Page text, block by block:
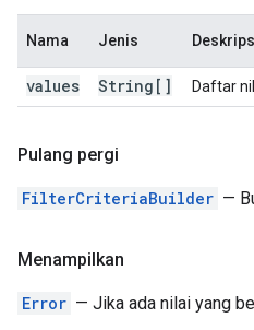
Nama Jenis
values String[] Daftar
Pulang pergi
FilterCriteriaBuilder —
Menampilkan
Error — Jika ada nilai yang